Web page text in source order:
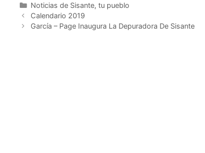
Noticias de Sisante, tu pueblo
Calendario 2019
García – Page Inaugura La Depuradora De Sisante